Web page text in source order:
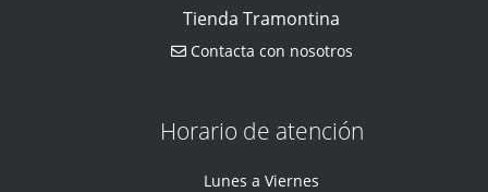
Tienda Tramontina
Contacta con nosotros
Horario de atención
Lunes a Viernes